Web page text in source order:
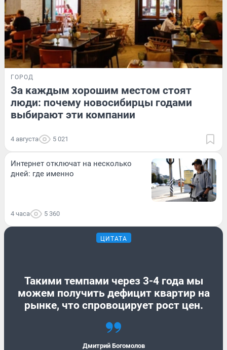
ГОРОД
За каждым хорошим местом стоят
люди: почему новосибирцы годами
выбирают эти компании
4 августа 5 021
Интернет отключат на несколько
дней: где именно
4 часа 5 360
ЦИТАТА
Такими темпами через 3-4 года мы
можем получить дефицит квартир на
рынке, что спровоцирует рост цен.
Дмитрий Богомолов